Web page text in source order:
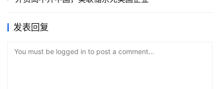
发表回复
You must be logged in to post a comment...